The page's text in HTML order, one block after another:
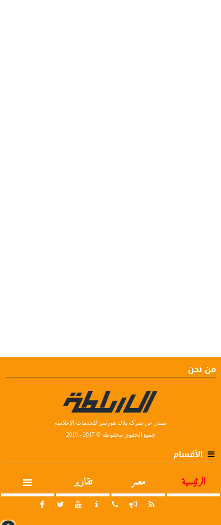
من نحن
تصدر عن شركة بلاك هورسز للخدمات الإعلامية
جميع الحقوق محفوظة © 2017 - 2019
الأقسام
الرئيسية مصر تقارير